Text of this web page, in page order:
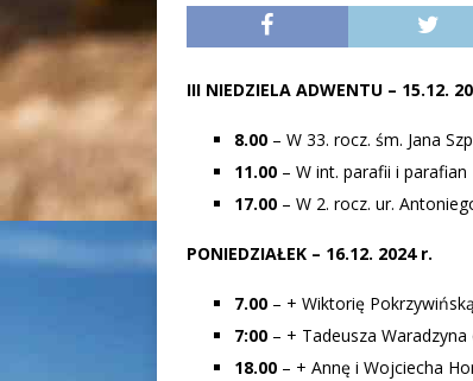
III NIEDZIELA ADWENTU – 15.12.
8.00 – W 33. rocz. śm. Jana
11.00 – W int. parafii i parafian
17.00 – W 2. rocz. ur.
PONIEDZIAŁEK – 16.12. 2024 r.
7.00 – + Wiktorię Pokrzywińską
7:00 – + Tadeusza
18.00 – + Annę i Wojciecha